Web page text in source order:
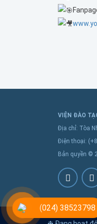
VIỆN ĐÀO
Địa chỉ: Tòa
Điện thoại:
Bản quyền ©
(024) 38523798